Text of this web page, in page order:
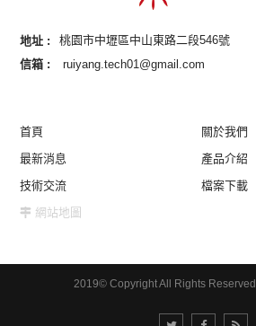
地址 :
桃園市中壢區中山東路二段546號
信箱 :
ruiyang.tech01@gmail.com
首頁
關於我們
最新消息
產品介紹
技術交流
檔案下載
網站地圖
2019© Copyright All Rights Reserved